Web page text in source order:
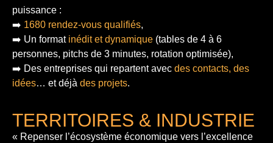
puissance :
➡️ 1680 rendez-vous qualifiés,
➡️ Un format inédit et dynamique (tables de 4 à 6
personnes, pitchs de 3 minutes, rotation optimisée),
➡️ Des entreprises qui repartent avec des contacts, des
idées… et déjà des projets.
TERRITOIRES & INDUSTRIE
« Repenser l’écosystème économique vers l’excellence